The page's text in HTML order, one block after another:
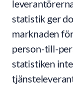
statistik ger
marknaden
person-till-
statistiken